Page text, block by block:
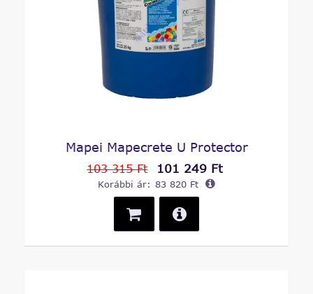
Mapei Mapecrete U Protector
103 315 Ft 101 249 Ft
Korábbi ár: 83 820 Ft